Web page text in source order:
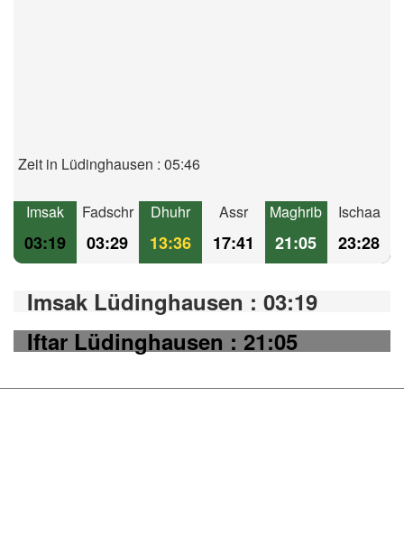
Zeit in Lüdinghausen : 05:46
Imsak
03:19
Fadschr
03:29
Dhuhr
13:36
Assr
17:41
Maghrib
21:05
Ischaa
23:28
Imsak Lüdinghausen : 03:19
Iftar Lüdinghausen : 21:05